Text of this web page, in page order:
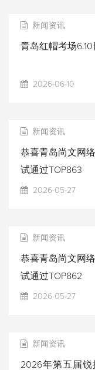
新闻资讯
青岛红帽考场
2026-06-10
新闻资讯
恭喜青岛尚文网
试通过TOP863
2026-05-27
新闻资讯
恭喜青岛尚文网
试通过TOP862
2026-05-27
新闻资讯
2026年第五届